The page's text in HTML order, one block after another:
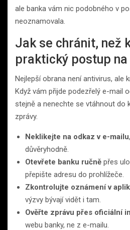
ale banka vám nic podobného v
neoznamovala.
Jak se chránit, než
praktický postup na
Nejlepší obrana není antivirus, ale
Když vám přijde podezřelý e-mail
stejně a nenechte se vtáhnout do
zprávy.
Neklikejte na odkaz v e-mailu
důvěryhodně.
Otevřete banku ručně přes
přepište adresu do prohlížeče.
Zkontrolujte oznámení v
výzvy bývají vidět i tam.
Ověřte zprávu přes oficiální
webu banky, ne z e-mailu.